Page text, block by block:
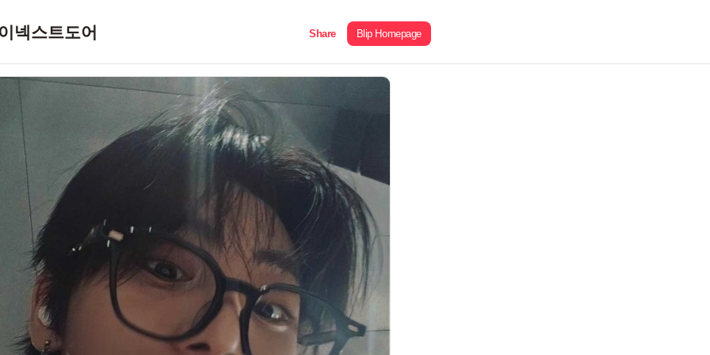
넥스트도어 Share Blip Homepage